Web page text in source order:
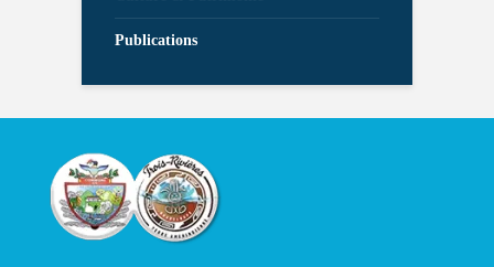
Publications